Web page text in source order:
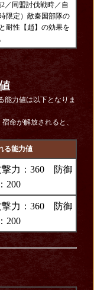
2／同盟討伐戦時／自
限定）敵秦国部隊の
耐性【趙】の効果を
能力値は以下となりま
命が解放されると、
る能力値
力：360 防御
200
力：360 防御
200